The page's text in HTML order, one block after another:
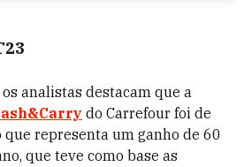
analistas destacam que a
do Carrefour foi de
que representa um ganho de 60
que teve como base as